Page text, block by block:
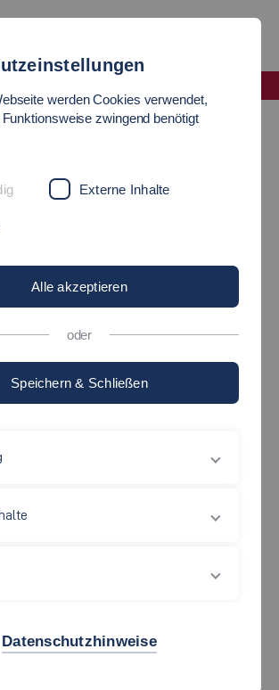
Wirtschaftsingenieurwesen
Verstand und
Denken
inWirtschaft und Technik
werden Cookies verwendet,
zwingend benötigt
Externe Inhalte
Alle akzeptieren
oder
Speichern & Schließen
Datenschutzhinweise